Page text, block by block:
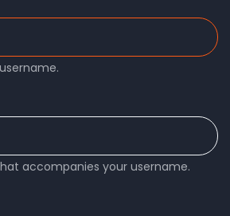
username.
accompanies your username.